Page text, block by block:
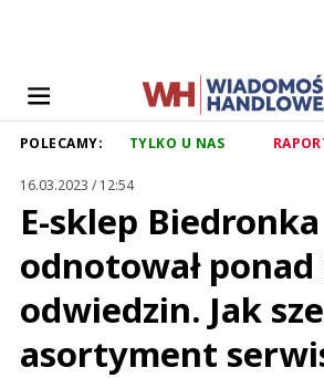
POLECAMY: TYLKO U NAS
16.03.2023 / 12:54
E-sklep
odnotował
odwiedzin. Jak
asortyment